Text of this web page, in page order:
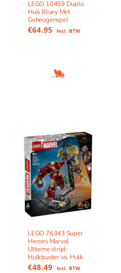
LEGO 10459 Duplo
Huis Bluey Met
Geheugenspel
€64.95 Incl. BTW
LEGO 76343 Super
Heroes Marvel
Ultieme strijd:
Hulkbuster vs. Hulk
€48.49 Incl. BTW